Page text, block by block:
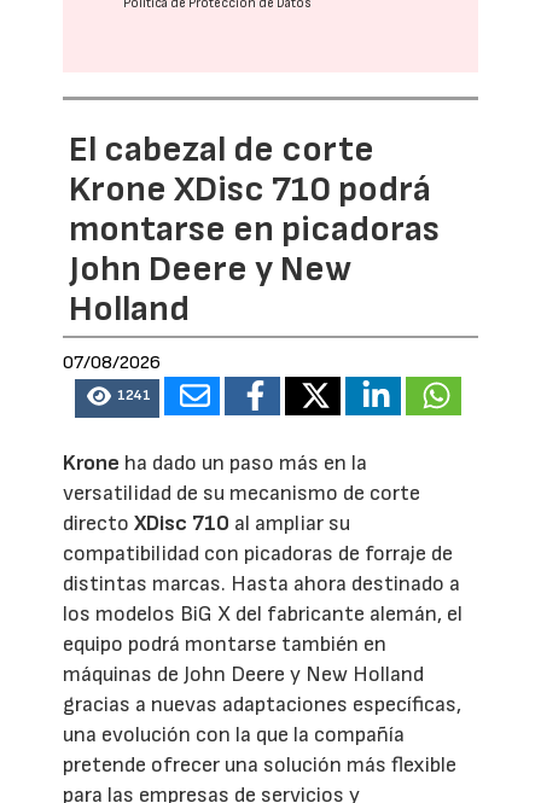
Política de Protección de Datos
El cabezal de corte
Krone XDisc 710 podrá
montarse en picadoras
John Deere y New
Holland
07/08/2026
1241
Krone ha dado un paso más en la
versatilidad de su mecanismo de corte
directoXDisc 710 al ampliar su
compatibilidad con picadoras de forraje de
distintas marcas. Hasta ahora destinado a
los modelos BiG X del fabricante alemán, el
equipo podrá montarse también en
máquinas de John Deere y New Holland
gracias a nuevas adaptaciones específicas,
una evolución con la que la compañía
pretende ofrecer una solución más flexible
para las empresas de servicios y